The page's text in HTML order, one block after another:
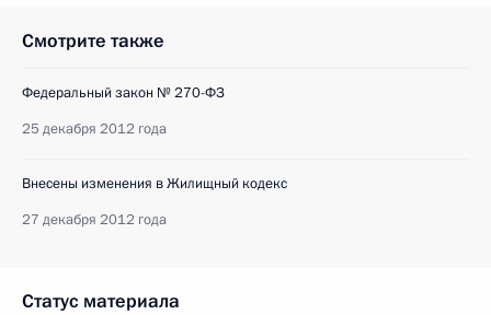
Смотрите также
Федеральный закон № 270-ФЗ
25 декабря 2012 года
Внесены изменения в Жилищный кодекс
27 декабря 2012 года
Статус материала